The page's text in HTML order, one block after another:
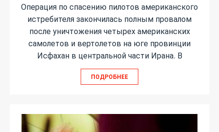
Операция по спасению пилотов американского
истребителя закончилась полным провалом
после уничтожения четырех американских
самолетов и вертолетов на юге провинции
Исфахан в центральной части Ирана. В
ПОДРОБНЕЕ